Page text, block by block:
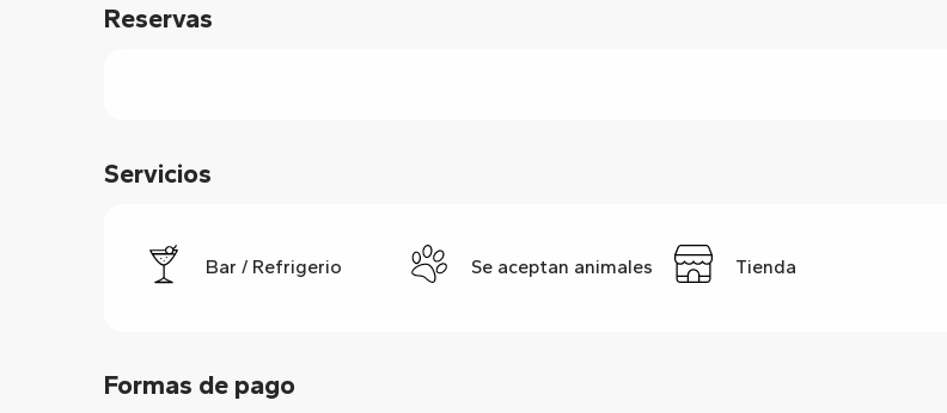
Reservas
Servicios
Bar / Refrigerio Se aceptan animales Tienda
Formas de pago